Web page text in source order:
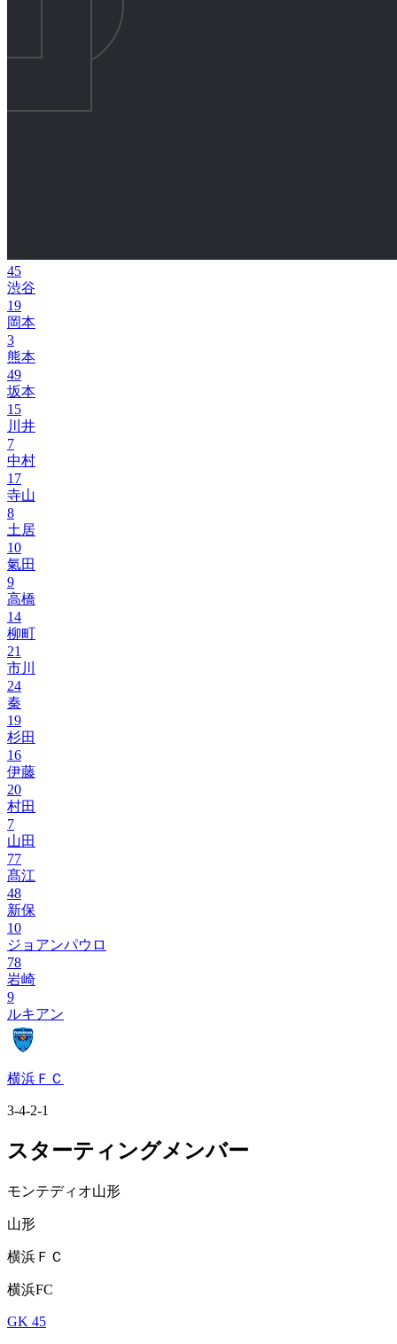
45
渋谷
19
岡本
3
熊本
49
坂本
15
川井
7
中村
17
寺山
8
土居
10
氣田
9
高橋
14
柳町
21
市川
24
秦
19
杉田
16
伊藤
20
村田
7
山田
77
髙江
48
新保
10
ジョアンパウロ
78
岩崎
9
ルキアン
横浜ＦＣ
3-4-2-1
スターティングメンバー
モンテディオ山形
山形
横浜ＦＣ
横浜FC
GK 45